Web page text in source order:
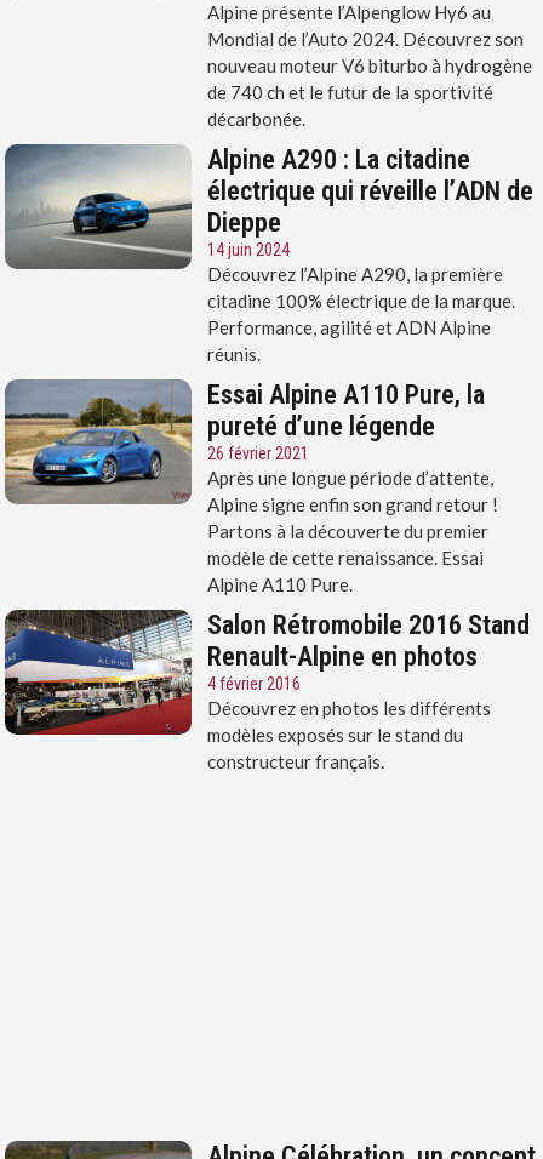
Alpine présente l’Alpenglow Hy6 au
Mondial de l’Auto 2024. Découvrez son
nouveau moteur V6 biturbo à hydrogène
de 740 ch et le futur de la sportivité
décarbonée.
Alpine A290 : La citadine
électrique qui réveille l’ADN de
Dieppe
14 juin 2024
Découvrez l’Alpine A290, la première
citadine 100% électrique de la marque.
Performance, agilité et ADN Alpine
réunis.
Essai Alpine A110 Pure, la
pureté d’une légende
26 février 2021
Après une longue période d’attente,
Alpine signe enfin son grand retour !
Partons à la découverte du premier
modèle de cette renaissance. Essai
Alpine A110 Pure.
Salon Rétromobile 2016 Stand
Renault-Alpine en photos
4 février 2016
Découvrez en photos les différents
modèles exposés sur le stand du
constructeur français.